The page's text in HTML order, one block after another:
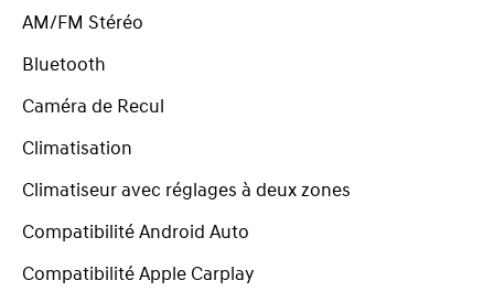
AM/FM Stéréo
Bluetooth
Caméra de Recul
Climatisation
Climatiseur avec réglages à deux zones
Compatibilité Android Auto
Compatibilité Apple Carplay